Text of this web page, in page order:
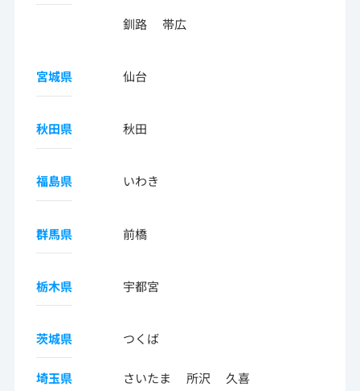
釧路 帯広
宮城県 仙台
秋田県 秋田
福島県 いわき
群馬県 前橋
栃木県 宇都宮
茨城県 つくば
埼玉県 さいたま 所沢 久喜